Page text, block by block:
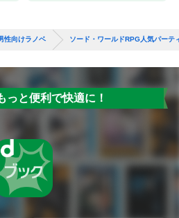
性向けラノベ ソード・ワールドRPG人気パー
っと便利で快適に！